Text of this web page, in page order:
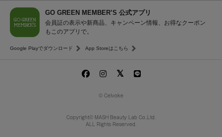
GO GREEN MEMBER’S 公式アプリ
会員証の表示や新商品、キャンペーン情報、お得なクーポン
もこのアプリで。
Google Playでダウンロード App Storeはこちら
© Celvoke
Copyright© MASH Beauty Lab Co.,Ltd.
ALL Rights Reserved.